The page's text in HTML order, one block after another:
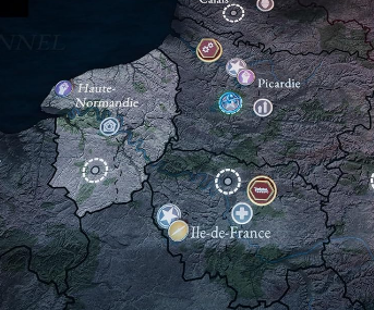
divide en una capa de gestión estratégica en
(Supresión)
estrella del juego. En Classified: France
Cada disparo, incluso si falla, afecta la Moral
baja al 50%, el soldado pierde precisión y
el soldado queda incapacitado para actuar
a pensar en términos de fuego de cobertura y
fuerza bruta.